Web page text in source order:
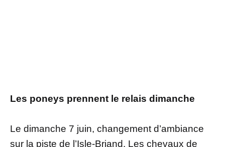
Les poneys prennent le relais dimanche
Le dimanche 7 juin, changement d’ambiance
sur la piste de l’Isle-Briand. Les chevaux de